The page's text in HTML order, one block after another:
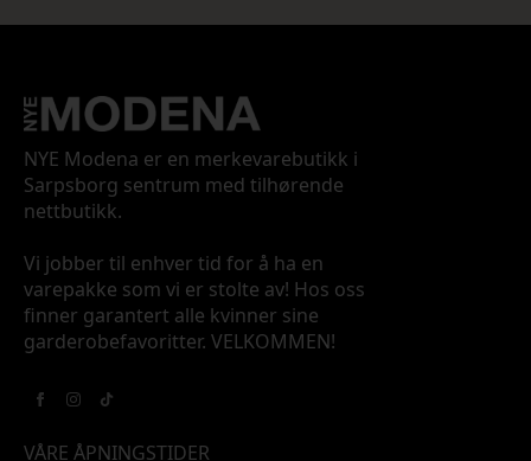
NYE Modena er en merkevarebutikk i
Sarpsborg sentrum med tilhørende
nettbutikk.
Vi jobber til enhver tid for å ha en
varepakke som vi er stolte av! Hos oss
finner garantert alle kvinner sine
garderobefavoritter. VELKOMMEN!
VÅRE ÅPNINGSTIDER